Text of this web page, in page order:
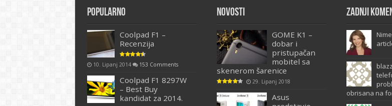
Popularno
Coolpad F1 –
Recenzija
10. Lipanj 2014 153 Comments
Coolpad F1 8297W
– Best Buy
kandidat za 2014.
Novosti
GOME K1 –
dobar i
pristupačan
mobitel sa
skenerom šarenice
29. Lipanj 2018
Asus
Zadnji
obrisana na